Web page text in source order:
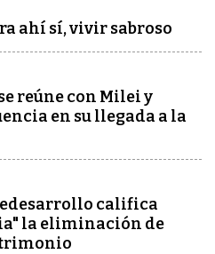
ahí sí, vivir sabroso
reúne con Milei y
en su llegada a la
califica
la eliminación de